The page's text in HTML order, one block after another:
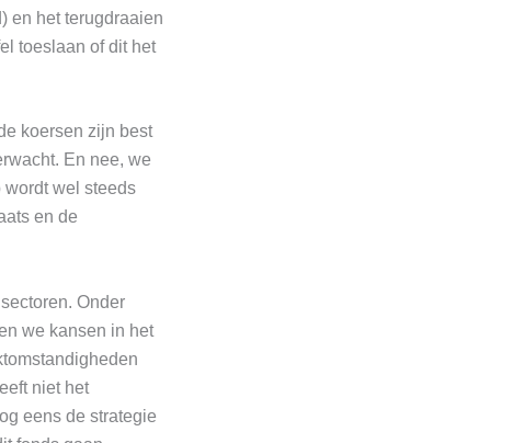
en het terugdraaien
toeslaan of dit het
koersen zijn best
En nee, we
wordt wel steeds
en de
Onder
we kansen in het
niet het
eens de strategie